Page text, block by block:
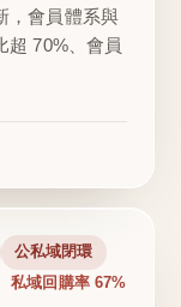
，會員體系與
超 70%、會員
公私域閉環
私域回購率 67%